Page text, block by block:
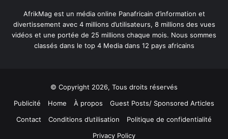
AfrikMag est un média online Panafricain d’information et
divertissement avec 4 millions d’utilisateurs, 8 millions des vues
vidéos et une portée de 25 millions chaque mois. Nous sommes
classés dans le top 4 Media dans 12 pays africains
© Copyright 2026, Tous droits réservés
Publicité
Home À propos
Guest Posts/ Sponsored Articles
Contact
Conditions d’utilisation
Politique de confidentialité
Privacy Policy